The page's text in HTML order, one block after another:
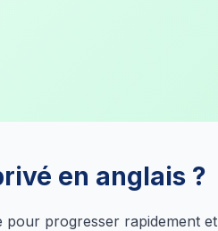
en anglais ?
progresser rapidement et